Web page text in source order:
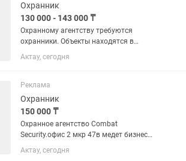
Охранник
130 000 - 143 000 ₸
Охранному агентству требуются
охранники. Объекты находятся в
городе. Возможны подработки,
соответственно з/плата может быть
Актау, сегодня
Реклама
Охранник
150 000 ₸
Охранное агентство Combat
Security.офис 2 мкр 47в медет бизнес
центр 245 кабинет. Набирает
охранников Официальное
Актау, сегодня